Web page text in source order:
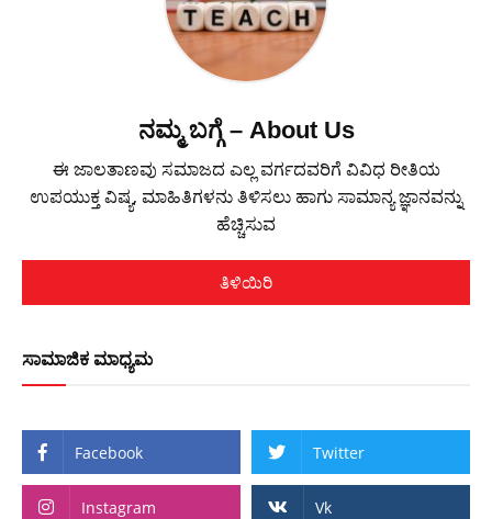
ನಮ್ಮ ಬಗ್ಗೆ – About Us
ಈ ಜಾಲತಾಣವು ಸಮಾಜದ ಎಲ್ಲ ವರ್ಗದವರಿಗೆ ವಿವಿಧ ರೀತಿಯ
ಉಪಯುಕ್ತ ವಿಷ್ಯ, ಮಾಹಿತಿಗಳನು ತಿಳಿಸಲು ಹಾಗು ಸಾಮಾನ್ಯ ಜ್ಞಾನವನ್ನು
ಹೆಚ್ಚಿಸುವ
ತಿಳಿಯಿರಿ
ಸಾಮಾಜಿಕ ಮಾಧ್ಯಮ
Facebook Twitter
Instagram Vk